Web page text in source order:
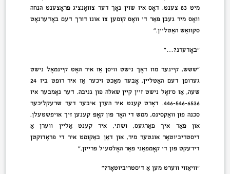
מיט 83 צענט. דאָס איז שוין נאָך דער צוואָנציג פּראָצענט הנחה
וואָס מיר געבן פאַר די וואָס קומען צו אונז דורך דעם באָדערנאָט
סקוואַש האַטליין.”
“באָדערנ?…”
“ששש, קיינער מוז דאָך נישט וויסן אַז איר האָט קיינמאָל נישט
גערופן דעם האַטליין, אָבער מאַכט זיכער אַז איר רופט ביז 24
שעה, אַז ס’זאָל נישט זיין קיין שאלה פון גניבה. דער נאָמבער איז
446-546-6536. דאָרט קענט איר הערן איבער דער שרעקליכער
סכנה פון וואַקסינס, ממש די האָר פון קאָפּ קענען זיך אויפשטעלן.
און פאַר איך פאַרגעס, ושתי, איר קענט אַליין ווערן אַ
דיסטריביוטאָר אונטער מיר, און דאַן באַקומט איר די פּראָדוקטן
דירעקט פון די קאָמפּאַני פאַר האָלסעיל פּרייזן.”
“וויאַזוי ווערט מען אַ דיסטריביוטאָר?”